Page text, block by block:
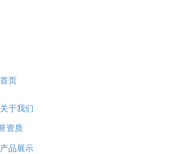
首页
关于我们
资质
产品展示